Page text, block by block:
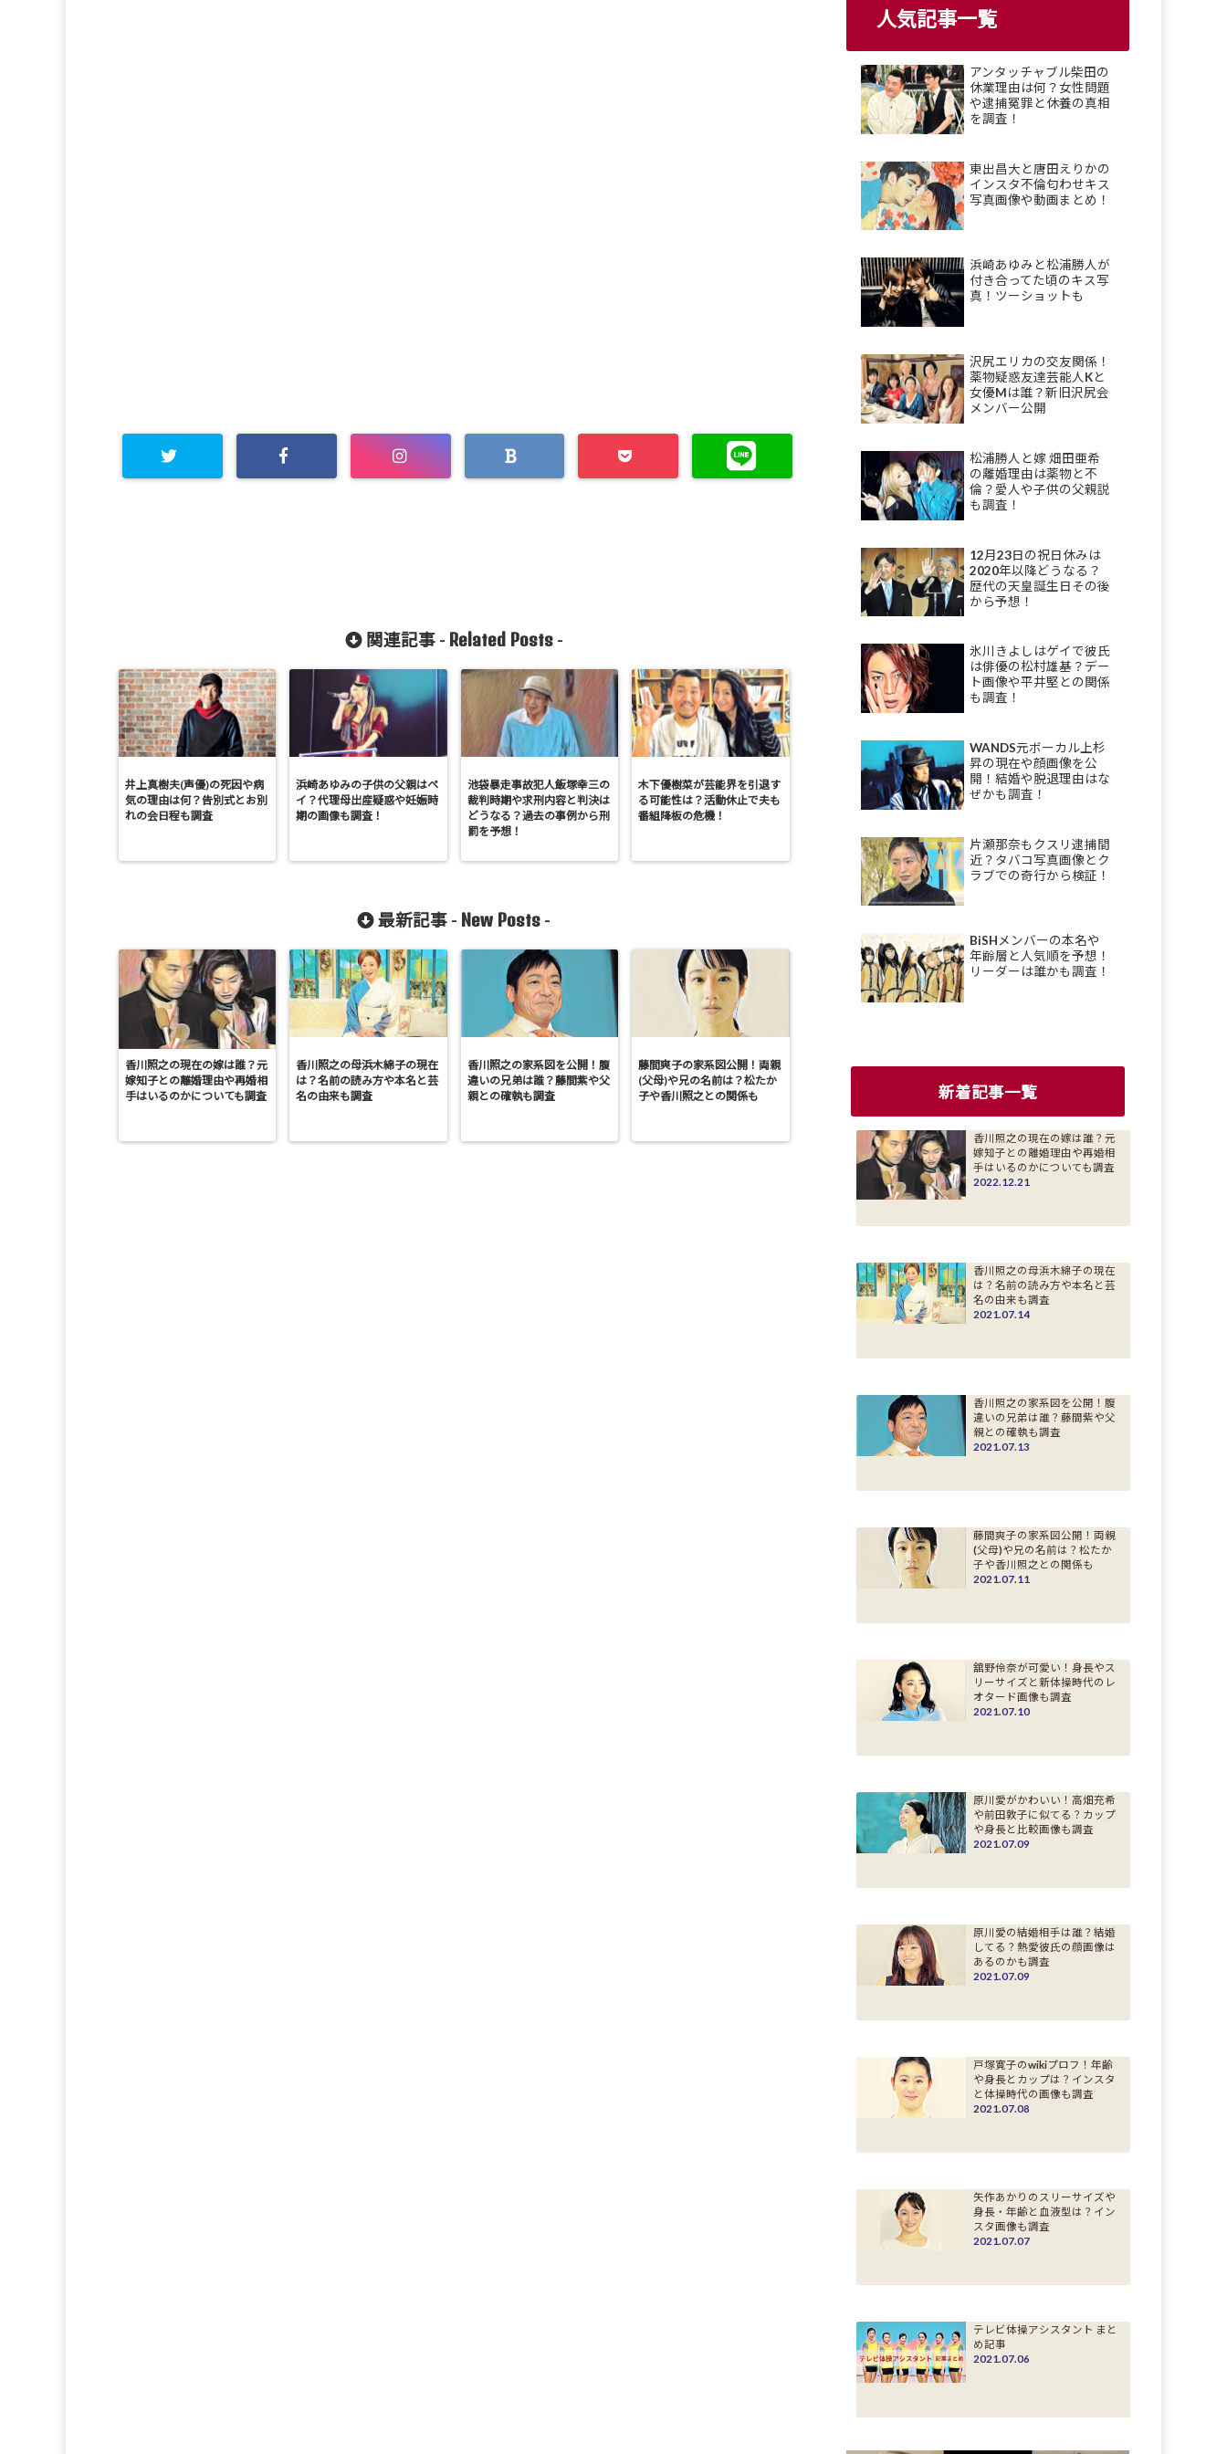
関連記事 - Related Posts-
井上真樹夫(声優)の死因や病
気の理由は何？告別式とお別
れの会日程も調査
浜崎あゆみの子供の父親はペ
イ？代理母出産疑惑や妊娠時
期の画像も調査！
池袋暴走事故犯人飯塚幸三の
裁判時期や求刑内容と判決は
どうなる？過去の事例から刑
罰を予想！
木下優樹菜が芸能界を引退す
る可能性は？活動休止で夫も
番組降板の危機！
最新記事 - New Posts -
香川照之の現在の嫁は誰？元
嫁知子との離婚理由や再婚相
手はいるのかについても調査
香川照之の母浜木綿子の現在
は？名前の読み方や本名と芸
名の由来も調査
香川照之の家系図を公開！腹
違いの兄弟は誰？藤間紫や父
親との確執も調査
藤間爽子の家系図公開！両親
(父母)や兄の名前は？松たか
子や香川照之との関係も
人気記事一覧
アンタッチャブル柴田の
休業理由は何？女性問題
や逮捕冤罪と休養の真相
を調査！
東出昌大と唐田えりかの
インスタ不倫匂わせキス
写真画像や動画まとめ！
浜崎あゆみと松浦勝人が
付き合ってた頃のキス写
真！ツーショットも
沢尻エリカの交友関係！
薬物疑惑友達芸能人Kと
女優Mは誰？新旧沢尻会
メンバー公開
松浦勝人と嫁 畑田亜希
の離婚理由は薬物と不
倫？愛人や子供の父親説
も調査！
12月23日の祝日休みは
2020年以降どうなる？
歴代の天皇誕生日その後
から予想！
氷川きよしはゲイで彼氏
は俳優の松村雄基？デー
ト画像や平井堅との関係
も調査！
WANDS元ボーカル上杉
昇の現在や顔画像を公
開！結婚や脱退理由はな
ぜかも調査！
片瀬那奈もクスリ逮捕間
近？タバコ写真画像とク
ラブでの奇行から検証！
BiSHメンバーの本名や
年齢層と人気順を予想！
リーダーは誰かも調査！
新着記事一覧
香川照之の現在の嫁は誰？元
嫁知子との離婚理由や再婚相
手はいるのかについても調査
2022.12.21
香川照之の母浜木綿子の現在
は？名前の読み方や本名と芸
名の由来も調査
2021.07.14
香川照之の家系図を公開！腹
違いの兄弟は誰？藤間紫や父
親との確執も調査
2021.07.13
藤間爽子の家系図公開！両親
(父母)や兄の名前は？松たか
子や香川照之との関係も
2021.07.11
舘野伶奈が可愛い！身長やス
リーサイズと新体操時代のレ
オタード画像も調査
2021.07.10
原川愛がかわいい！高畑充希
や前田敦子に似てる？カップ
や身長と比較画像も調査
2021.07.09
原川愛の結婚相手は誰？結婚
してる？熱愛彼氏の顔画像は
あるのかも調査
2021.07.09
戸塚寛子のwikiプロフ！年齢
や身長とカップは？インスタ
と体操時代の画像も調査
2021.07.08
矢作あかりのスリーサイズや
身長・年齢と血液型は？イン
スタ画像も調査
2021.07.07
テレビ体操アシスタント まと
め記事
2021.07.06